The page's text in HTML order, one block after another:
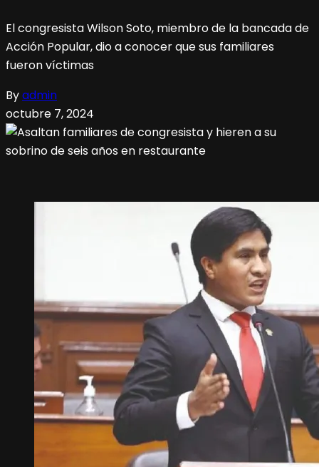
El congresista Wilson Soto, miembro de la bancada de
Acción Popular, dio a conocer que sus familiares
fueron víctimas
Byadmin
octubre 7, 2024